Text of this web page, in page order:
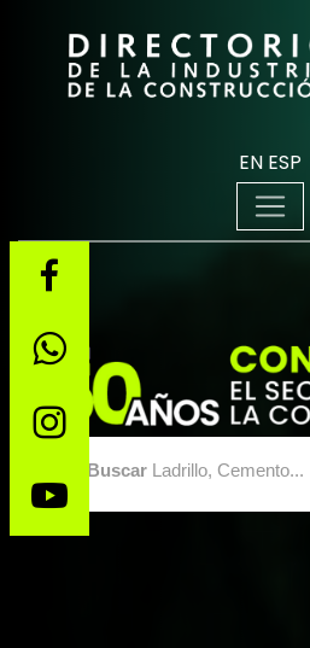
EN ESP
BuscarLadrillo, Cemento...